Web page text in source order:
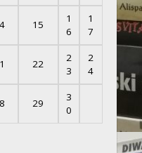
15
1
6
1
7
22
2
3
2
4
29
3
0